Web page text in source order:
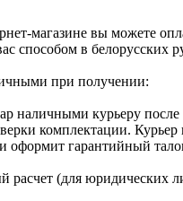
магазине вы можете
способом в белорусских
при получении:
наличными курьеру после
комплектации. Курьер
оформит гарантийный
расчет (для юридических